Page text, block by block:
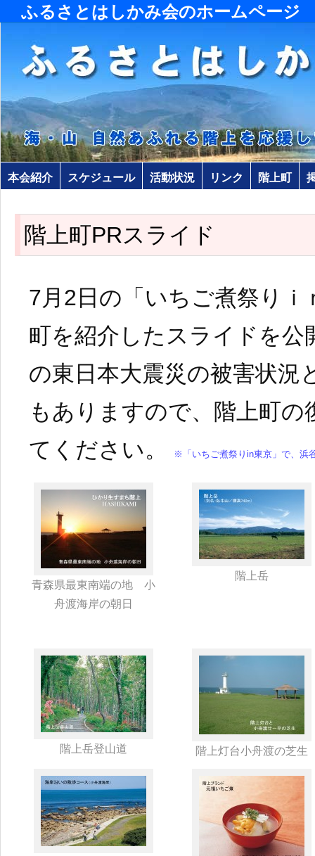
ふるさとはしかみ会のホームページ
本会紹介 スケジュール 活動状況 リンク 階上町
階上町PRスライド
7月2日の「いちご煮祭りｉ
町を紹介したスライドを公
の東日本大震災の被害状況
もありますので、階上町の
てください。
※「いちご煮祭りin東京」で、浜
青森県最東南端の地 小
舟渡海岸の朝日
階上岳
階上岳登山道 階上灯台小舟渡の芝生